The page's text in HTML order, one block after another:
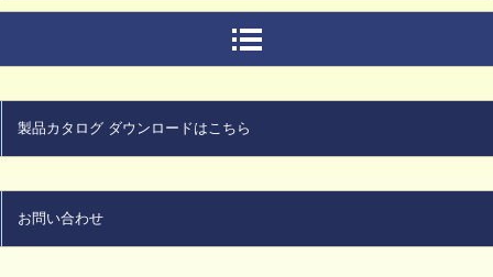
製品カタログ ダウンロードはこちら
お問い合わせ